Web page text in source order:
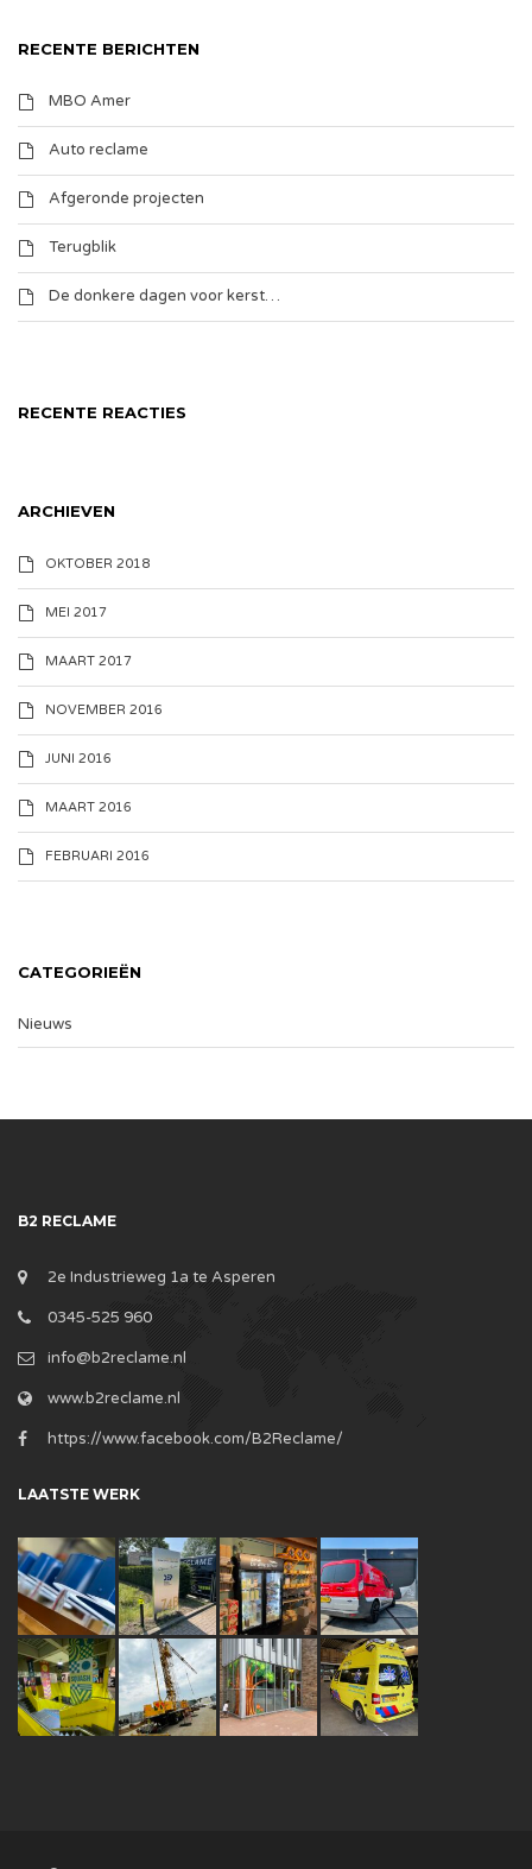
RECENTE BERICHTEN
MBO Amer
Auto reclame
Afgeronde projecten
Terugblik
De donkere dagen voor kerst…
RECENTE REACTIES
ARCHIEVEN
OKTOBER 2018
MEI 2017
MAART 2017
NOVEMBER 2016
JUNI 2016
MAART 2016
FEBRUARI 2016
CATEGORIEËN
Nieuws
B2 RECLAME
2e Industrieweg 1a te Asperen
0345-525 960
info@b2reclame.nl
www.b2reclame.nl
https://www.facebook.com/B2Reclame/
LAATSTE WERK